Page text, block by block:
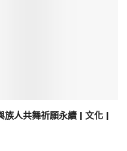
族人共舞祈願永續 | 文化 |